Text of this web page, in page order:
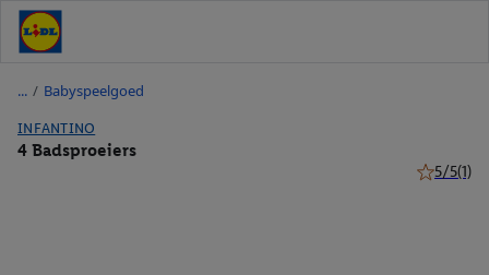
/ Babyspeelgoed
INFANTINO
4 Badsproeiers
5/5(1)